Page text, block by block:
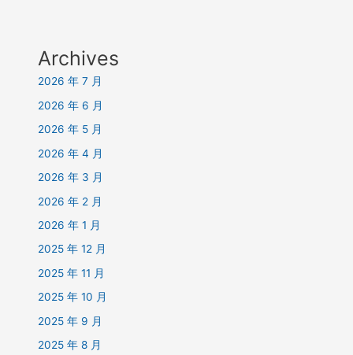
Archives
2026 年 7 月
2026 年 6 月
2026 年 5 月
2026 年 4 月
2026 年 3 月
2026 年 2 月
2026 年 1 月
2025 年 12 月
2025 年 11 月
2025 年 10 月
2025 年 9 月
2025 年 8 月